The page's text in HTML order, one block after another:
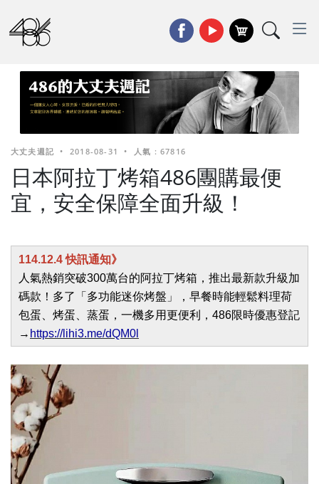
大丈夫週記 • 2018-08-31 • 人氣 : 67816
日本阿拉丁烤箱486團購最便
宜，安全保障全面升級！
114.12.4 快訊通知》
人氣熱銷突破300萬台的阿拉丁烤箱，推出最新款升級加
碼款！多了「多功能迷你烤盤」，早餐時能輕鬆料理荷
包蛋、烤蛋、蒸蛋，一機多用更便利，486限時優惠登記
→ https://lihi3.me/dQM0l